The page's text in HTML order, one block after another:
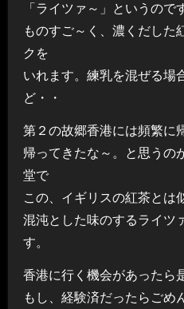
「ライツァ～」というので
ものすご～く、濃くだした
クを
いれます。練乳を混ぜる場
ど・・
第２の故郷香港には頻繁に
帰ってきたな～。と思うの
堂で
この、イギリスの紅茶とは
混沌とした味のするライツ
す。
香港に行く機会があったら
もし、経験済だったらごめ